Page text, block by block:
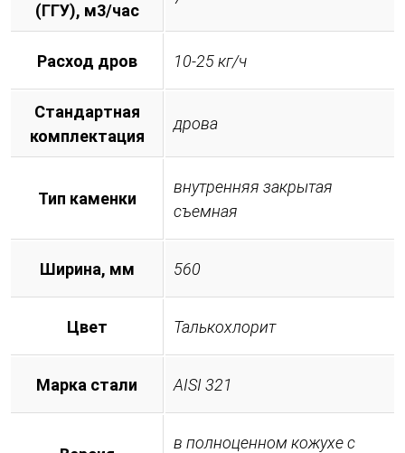
(ГГУ), м3/час
Расход дров 10-25 кг/ч
Стандартная
комплектация
дрова
Тип каменки
внутренняя закрытая
съемная
Ширина, мм 560
Цвет Талькохлорит
Марка стали AISI 321
в полноценном кожухе с